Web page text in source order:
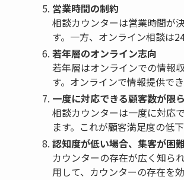
営業時間の制約
相談カウンターは営業時間が
す。一方、オンライン相談は
若年層のオンライン志向
若年層はオンラインでの情報
す。オンラインで情報提供で
一度に対応できる顧客数が限
相談カウンターは一度に対応
ます。これが顧客満足度の低
認知度が低い場合、集客が困
カウンターの存在が広く知ら
用して、カウンターの存在を